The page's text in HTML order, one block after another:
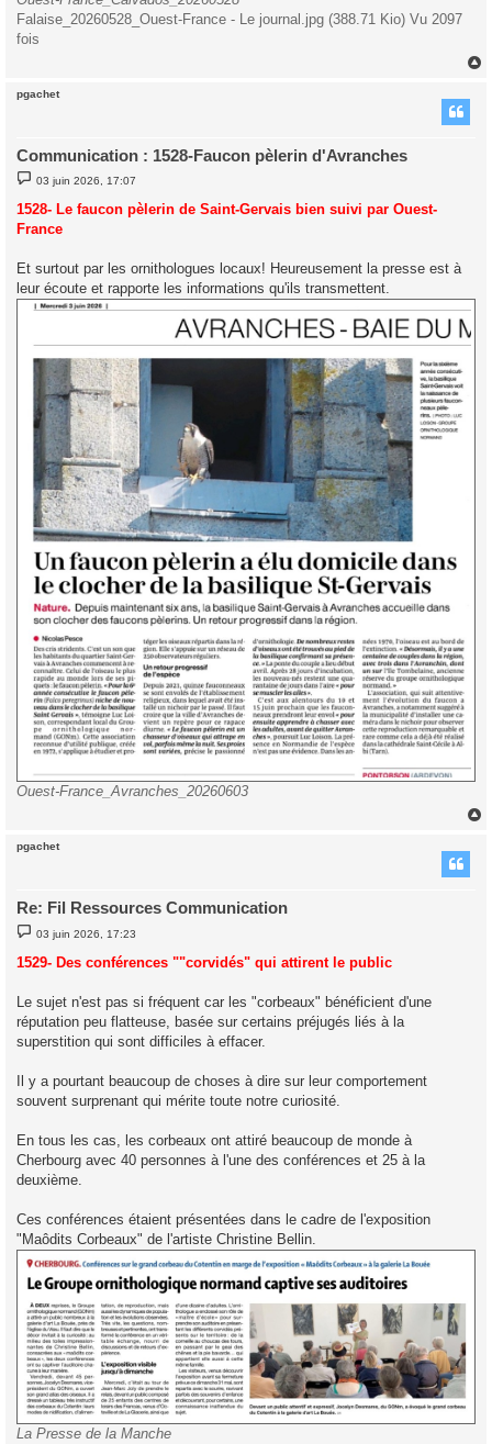
Falaise_20260528_Ouest-France - Le journal.jpg (388.71 Kio) Vu 2097
fois
pgachet
Communication : 1528-Faucon pèlerin d'Avranches
M
e
s
s
a
03 juin 2026, 17:07
1528- Le faucon pèlerin de Saint-Gervais bien suivi par Ouest-
France
Et surtout par les ornithologues locaux! Heureusement la presse est à
leur écoute et rapporte les informations qu'ils transmettent.
Ouest-France_Avranches_20260603
pgachet
Re: Fil Ressources Communication
M
e
s
s
e
03 juin 2026, 17:23
1529- Des conférences ""corvidés" qui attirent le public
Le sujet n'est pas si fréquent car les "corbeaux" bénéficient d'une
réputation peu flatteuse, basée sur certains préjugés liés à la
superstition qui sont difficiles à effacer.
Il y a pourtant beaucoup de choses à dire sur leur comportement
souvent surprenant qui mérite toute notre curiosité.
En tous les cas, les corbeaux ont attiré beaucoup de monde à
Cherbourg avec 40 personnes à l'une des conférences et 25 à la
deuxième.
Ces conférences étaient présentées dans le cadre de l'exposition
"Maôdits Corbeaux" de l'artiste Christine Bellin.
La Presse de la Manche